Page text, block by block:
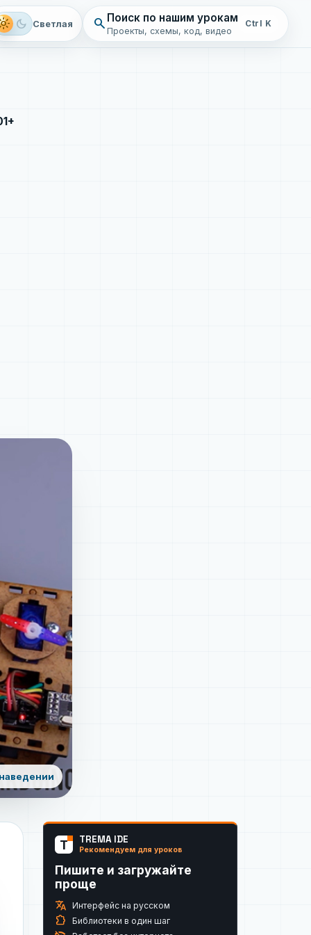
dark_mode Светлая searchПоиск по нашим урокам
Проекты, схемы, код, видео
Ctrl K
T TREMA IDE
Рекомендуем для уроков
Пишите и загружайте
проще
translate Интерфейс на русском
extension Библиотеки в один шаг